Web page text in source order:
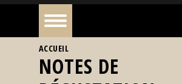
À
la
une
VOUS ÊTES ICI
ACCUEIL
NOTES DE